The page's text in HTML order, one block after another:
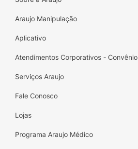
Araujo Manipulação
Aplicativo
Atendimentos Corporativos - Convênio
Serviços Araujo
Fale Conosco
Lojas
Programa Araujo Médico